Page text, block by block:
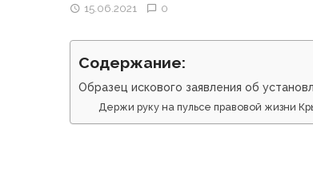
15.06.2021 0
Содержание:
Образец искового заявления об
Держи руку на пульсе правовой жизни